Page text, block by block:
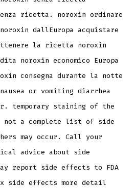
ricetta. noroxin ordinare
noroxin dallEuropa acquistare
la ricetta noroxin
noroxin economico Europa
consegna durante la notte
or vomiting diarrhea
temporary staining of the
a complete list of side
may occur. Call your
advice about side
report side effects to FDA
side effects more detail